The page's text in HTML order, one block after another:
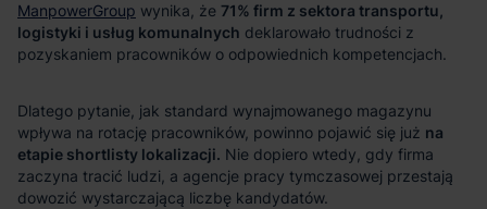
ManpowerGroup
71% firm z sektora transportu,
logistyki i usług komunalnych
na
etapie shortlisty lokalizacji.